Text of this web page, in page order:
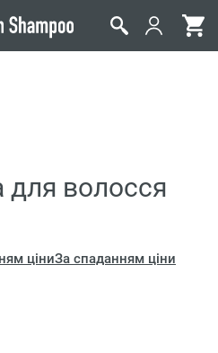
для волосся
ціниЗа спаданням ціни